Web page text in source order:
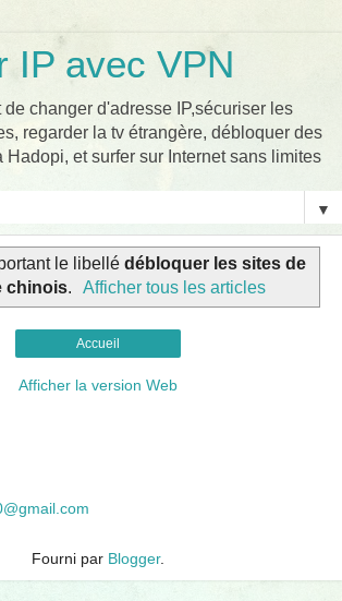
IP avec VPN
changer d'adresse IP,sécuriser les
regarder la tv étrangère, débloquer des
Hadopi, et surfer sur Internet sans limites
▼
le libellé débloquer les sites de
chinois. Afficher tous les articles
Accueil
Afficher la version Web
Fourni par Blogger.